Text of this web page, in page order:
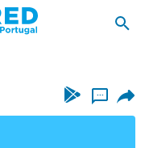
...